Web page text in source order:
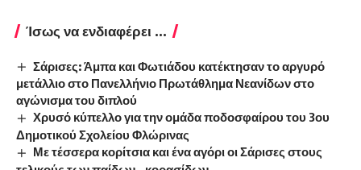
Ίσως να ενδιαφέρει ...
Σάρισες: Άμπα και Φωτιάδου κατέκτησαν το αργυρό
μετάλλιο στο Πανελλήνιο Πρωτάθλημα Νεανίδων στο
αγώνισμα του διπλού
Χρυσό κύπελλο για την ομάδα ποδοσφαίρου του 3ου
Δημοτικού Σχολείου Φλώρινας
Με τέσσερα κορίτσια και ένα αγόρι οι Σάρισες στους